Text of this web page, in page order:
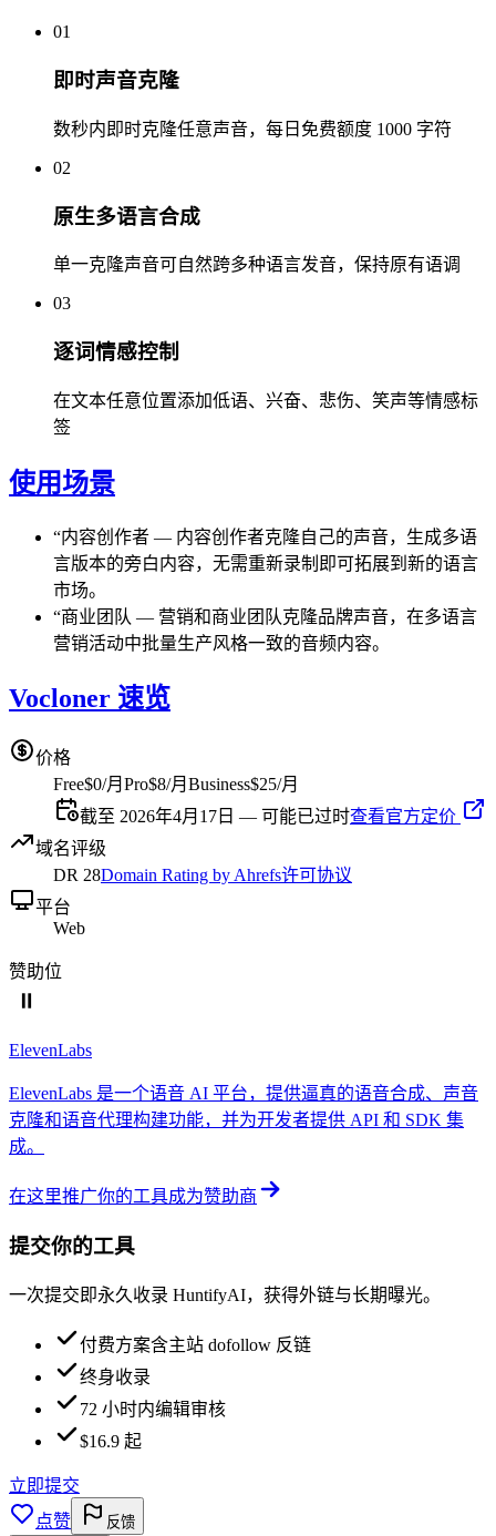
01
即时声音克隆
数秒内即时克隆任意声音，每日免费额度 1000 字符
02
原生多语言合成
单一克隆声音可自然跨多种语言发音，保持原有语调
03
逐词情感控制
在文本任意位置添加低语、兴奋、悲伤、笑声等情感标
签
使用场景
“内容创作者 — 内容创作者克隆自己的声音，生成多语
言版本的旁白内容，无需重新录制即可拓展到新的语言
市场。
“商业团队 — 营销和商业团队克隆品牌声音，在多语言
营销活动中批量生产风格一致的音频内容。
Vocloner 速览
价格
Free$0/月 Pro$8/月 Business$25/月
截至 2026年4月17日 — 可能已过时查看官方定价
域名评级
DR 28Domain Rating by Ahrefs许可协议
平台
Web
赞助位
ElevenLabs
ElevenLabs 是一个语音 AI 平台，提供逼真的语音合成、声音
克隆和语音代理构建功能，并为开发者提供 API 和 SDK 集
成。
在这里推广你的工具成为赞助商
提交你的工具
一次提交即永久收录 HuntifyAI，获得外链与长期曝光。
付费方案含主站 dofollow 反链
终身收录
72 小时内编辑审核
$16.9 起
立即提交
点赞
反馈